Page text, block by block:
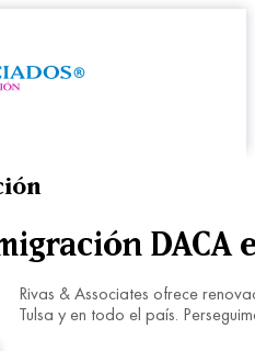
DACA
Rivas & Associates ofrece
Tulsa y en todo el país.